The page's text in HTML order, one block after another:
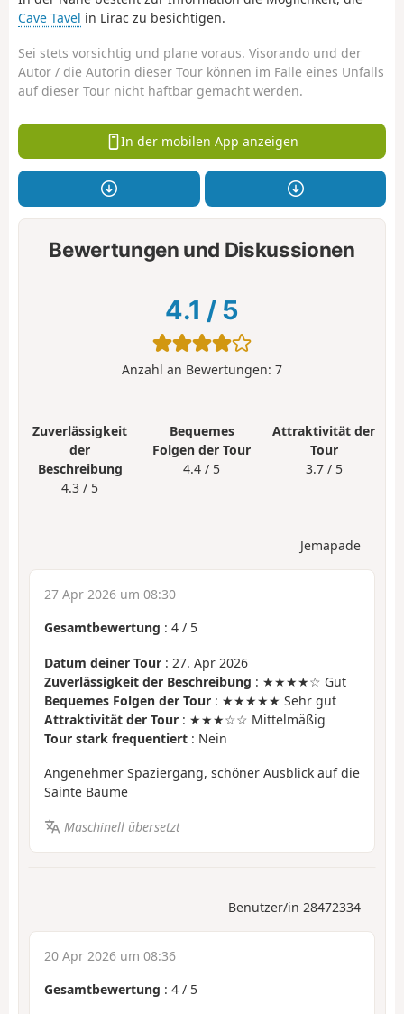
Cave Tavel in Lirac zu besichtigen.
Sei stets vorsichtig und plane voraus. Visorando und der
Autor / die Autorin dieser Tour können im Falle eines Unfalls
auf dieser Tour nicht haftbar gemacht werden.
In der mobilen App anzeigen
Bewertungen und Diskussionen
4.1 / 5
Anzahl an Bewertungen: 7
Zuverlässigkeit
der
Beschreibung
4.3 / 5
Bequemes
Folgen der Tour
4.4 / 5
Attraktivität der
Tour
3.7 / 5
Jemapade
27 Apr 2026 um 08:30
Gesamtbewertung : 4 / 5
Datum deiner Tour : 27. Apr 2026
Zuverlässigkeit der Beschreibung : ★★★★☆ Gut
Bequemes Folgen der Tour : ★★★★★ Sehr gut
Attraktivität der Tour : ★★★☆☆ Mittelmäßig
Tour stark frequentiert : Nein
Angenehmer Spaziergang, schöner Ausblick auf die
Sainte Baume
Maschinell übersetzt
Benutzer/in 28472334
20 Apr 2026 um 08:36
Gesamtbewertung : 4 / 5